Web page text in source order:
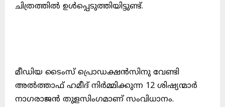
ചിത്രത്തിൽ ഉൾപ്പെടുത്തിയിട്ടുണ്ട്.
മീഡിയ ടൈംസ് പ്രൊഡക്ഷൻസിനു വേണ്ടി
അൽത്താഫ് ഹമീദ് നിർമ്മിക്കുന്ന 12 ശിഷ്യന്മാർ
നാഗരാജൻ തുളസിംഗമാണ് സംവിധാനം.